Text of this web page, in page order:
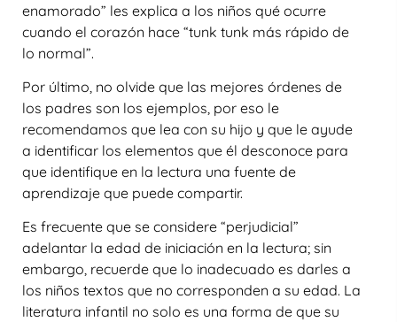
enamorado” les explica a los niños qué ocurre
cuando el corazón hace “tunk tunk más rápido de
lo normal”.
Por último, no olvide que las mejores órdenes de
los padres son los ejemplos, por eso le
recomendamos que lea con su hijo y que le ayude
a identificar los elementos que él desconoce para
que identifique en la lectura una fuente de
aprendizaje que puede compartir.
Es frecuente que se considere “perjudicial”
adelantar la edad de iniciación en la lectura; sin
embargo, recuerde que lo inadecuado es darles a
los niños textos que no corresponden a su edad. La
literatura infantil no solo es una forma de que su